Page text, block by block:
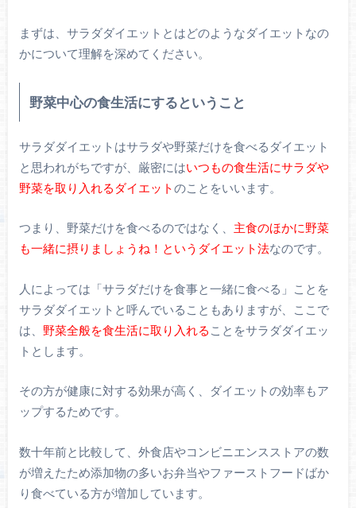
まずは、サラダダイエットとはどのようなダイエットなの
かについて理解を深めてください。
野菜中心の食生活にするということ
サラダダイエットはサラダや野菜だけを食べるダイエット
と思われがちですが、厳密にはいつもの食生活にサラダや
野菜を取り入れるダイエットのことをいいます。
つまり、野菜だけを食べるのではなく、 主食のほかに野菜
も一緒に摂りましょうね！というダイエット法なのです。
人によっては「サラダだけを食事と一緒に食べる」ことを
サラダダイエットと呼んでいることもありますが、ここで
は、 野菜全般を食生活に取り入れる ことをサラダダイエッ
トとします。
その方が健康に対する効果が高く、ダイエットの効率もア
ップするためです。
数十年前と比較して、外食店やコンビニエンスストアの数
が増えたため添加物の多いお弁当やファーストフードばか
り食べている方が増加しています。